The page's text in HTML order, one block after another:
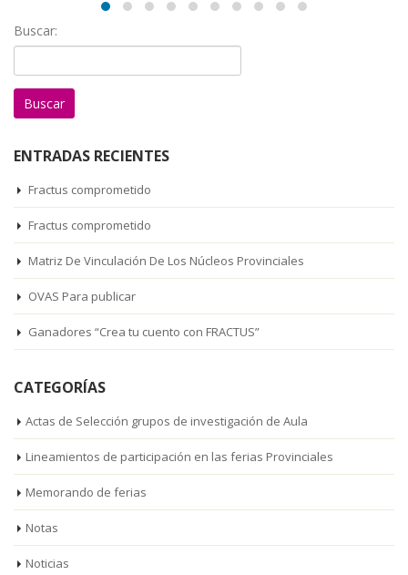
Buscar:
ENTRADAS RECIENTES
Fractus comprometido
Fractus comprometido
Matriz De Vinculación De Los Núcleos Provinciales
OVAS Para publicar
Ganadores “Crea tu cuento con FRACTUS”
CATEGORÍAS
Actas de Selección grupos de investigación de Aula
Lineamientos de participación en las ferias Provinciales
Memorando de ferias
Notas
Noticias